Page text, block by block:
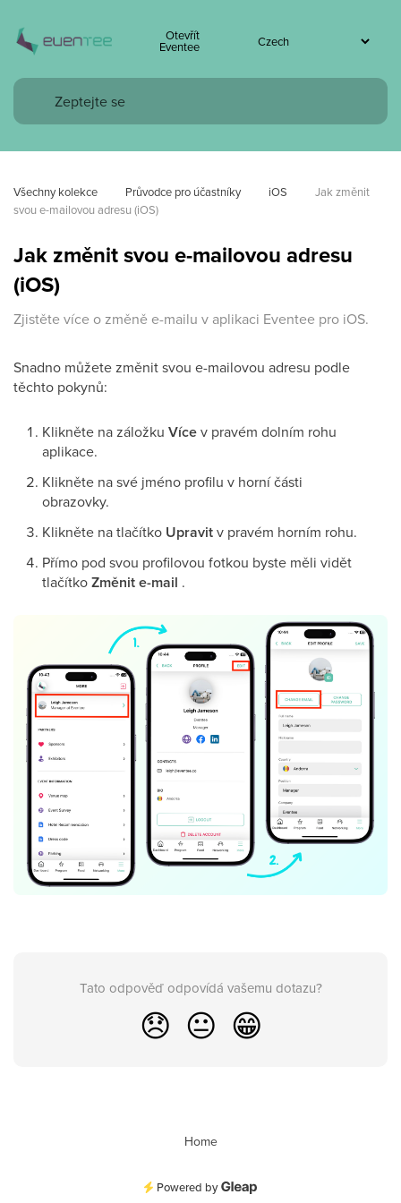
Otevřít
Eventee
Všechny kolekce Průvodce pro účastníky iOS
Jak změnit
svou e-mailovou adresu (iOS)
Jak změnit svou e-mailovou adresu
(iOS)
Zjistěte více o změně e-mailu v aplikaci Eventee pro iOS.
Snadno můžete změnit svou e-mailovou adresu podle
těchto pokynů:
Klikněte na záložku Vícev pravém dolním rohu
aplikace.
Klikněte na své jméno profilu v horní části
obrazovky.
Klikněte na tlačítko Upravitv pravém horním rohu.
Přímo pod svou profilovou fotkou byste měli vidět
tlačítkoZměnit e-mail .
Tato odpověď odpovídá vašemu dotazu?
😞 😐 😁
Home
Powered by